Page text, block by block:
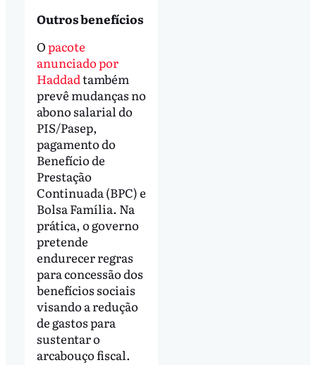
Outros benefícios
Opacote
anunciado por
Haddadtambém
prevê mudanças no
abono salarial do
PIS/Pasep,
pagamento do
Benefício de
Prestação
Continuada (BPC) e
Bolsa Família. Na
prática, o governo
pretende
endurecer regras
para concessão dos
benefícios sociais
visando a redução
de gastos para
sustentar o
arcabouço fiscal.